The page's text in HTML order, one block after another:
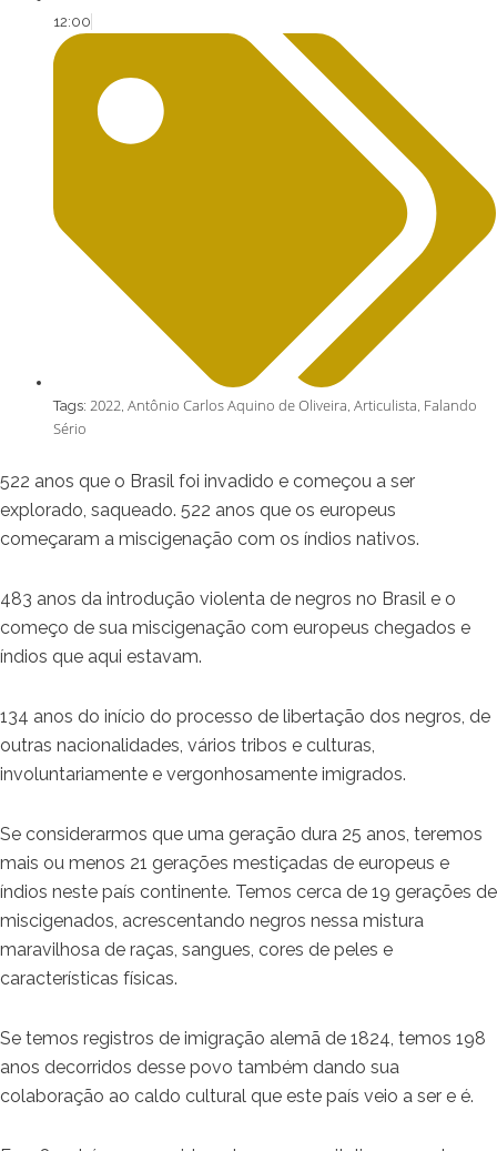
12:00
Tags: 2022 Antônio Carlos Aquino de Oliveira Articulista Falando
Sério
522 anos que o Brasil foi invadido e começou a ser
explorado, saqueado. 522 anos que os europeus
começaram a miscigenação com os índios nativos.
483 anos da introdução violenta de negros no Brasil e o
começo de sua miscigenação com europeus chegados e
índios que aqui estavam.
134 anos do início do processo de libertação dos negros, de
outras nacionalidades, vários tribos e culturas,
involuntariamente e vergonhosamente imigrados.
Se considerarmos que uma geração dura 25 anos, teremos
mais ou menos 21 gerações mestiçadas de europeus e
índios neste país continente. Temos cerca de 19 gerações de
miscigenados, acrescentando negros nessa mistura
maravilhosa de raças, sangues, cores de peles e
características físicas.
Se temos registros de imigração alemã de 1824, temos 198
anos decorridos desse povo também dando sua
colaboração ao caldo cultural que este país veio a ser e é.